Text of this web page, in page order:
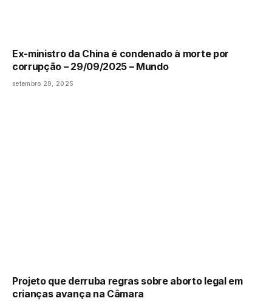
Ex-ministro da China é condenado à morte por
corrupção – 29/09/2025 – Mundo
setembro 29, 2025
Projeto que derruba regras sobre aborto legal em
crianças avança na Câmara